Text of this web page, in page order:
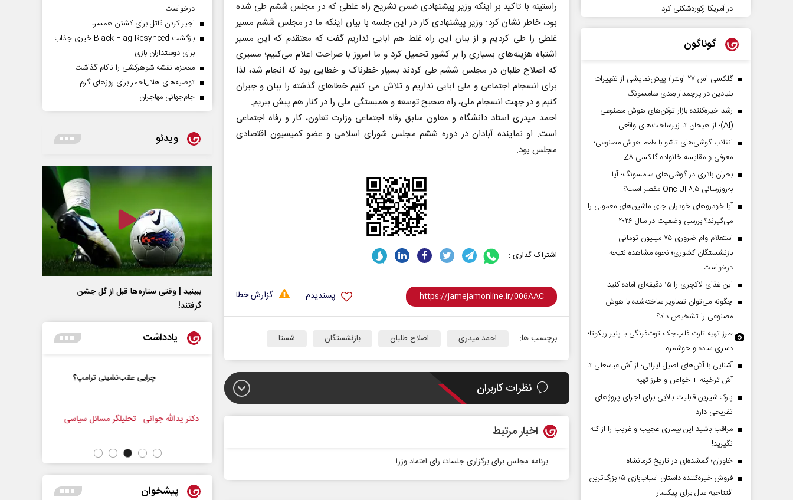
راستینه با تاکید بر اینکه وزیر پیشنهادی ضمن تشریح راه غلطی که در مجلس ششم طی شده
بود، خاطر نشان کرد: وزیر پیشنهادی کار در این جلسه با بیان اینکه ما در مجلس ششم مسیر
غلطی را طی کردیم و از بیان این راه غلط هم ابایی نداریم گفت که معتقدم که این مسیر
اشتباه هزینه‌های بسیاری را بر کشور تحمیل کرد و ما امروز با صراحت اعلام می‌کنیم؛ مسیری
که اصلاح طلبان در مجلس ششم طی کردند بسیار خطرناک و خطایی بود که انجام شد، لذا
برای انسجام اجتماعی و ملی ابایی نداریم و تلاش می کنیم خطاهای گذشته را بیان و جبران
کنیم و در جهت انسجام ملی، راه صحیح توسعه و همبستگی ملی را در کنار هم پیش ببریم.
احمد میدری استاد دانشگاه و معاون سابق رفاه اجتماعی وزارت تعاون، کار و رفاه اجتماعی
است. او نماینده آبادان در دوره ششم مجلس شورای اسلامی و عضو کمیسیون اقتصادی
مجلس بود.
اشتراک گذاری :
گزارش خطا پسندیدم
برچسب ها: احمد میدری اصلاح طلبان بازنشستگان شستا
نظرات کاربران
اخبار مرتبط
برنامه مجلس برای برگزاری جلسات رای اعتماد وزرا
در آمریکا رکوردشکنی کرد
گوناگون
گلکسی اس ۲۷ اولترا؛ پیش‌نمایشی از تغییرات
بنیادین در پرچمدار بعدی سامسونگ
رشد خیره‌کننده بازار توکن‌های هوش مصنوعی
(AI)؛ از هیجان تا زیرساخت‌های واقعی
انقلاب گوشی‌های تاشو‌ با طعم هوش مصنوعی؛
معرفی و مقایسه خانواده گلکسی Z۸
بحران باتری در گوشی‌های سامسونگ؛ آیا
به‌روزرسانی One UI ۸.۵ مقصر است؟
آیا خودروهای خودران جای ماشین‌های معمولی را
می‌گیرند؟ بررسی وضعیت در سال ۲۰۲۶
استعلام وام ضروری ۷۵ میلیون تومانی
بازنشستگان کشوری؛ نحوه مشاهده نتیجه
درخواست
این غذای لاکچری را ۱۵ دقیقه‌ای آماده کنید
چگونه می‌توان تصاویر ساخته‌شده با هوش
مصنوعی را تشخیص داد؟
طرز تهیه تارت فلپ‌جک توت‌فرنگی با پنیر ریکوتا؛
دسری ساده و خوشمزه
آشنایی با آش‌های اصیل ایرانی؛ از آش عباسعلی تا
آش ترخینه + خواص و طرز تهیه
پارک شیرین قابلیت‌ بالایی برای اجرای پروژهای
تفریحی دارد
مراقب باشید این بیماری عجیب و غریب را از کنه
نگیرید!
خاوران؛ گمشده‌ای در تاریخ کرمانشاه
فروش خیره‌کننده داستان اسباب‌بازی ۵؛ بزرگ‌ترین
افتتاحیه سال برای پیکسار
درخواست
اجیر کردن قاتل برای کشتن همسر!
بازگشت Black Flag Resynced خبری جذاب
برای دوستداران بازی
معجزه، نقشه شوهرکشی را ناکام گذاشت
توصیه‌های هلال‌احمر برای روز‌های گرم
جام‌جهانی مهاجران
ویدئو
ببینید | وقتی ستاره‌ها قبل از گل جشن
گرفتند!
یادداشت
کوتاه‏‌مدت و
اربعین نماد مقاومت در برابر
رحمت‌الله نوروزی - عضو کمیسیون اجتماعی
مجلس
دکتر حکیمه سقای بی‌ریا - استادیار دانشگاه
تهران
حکایت یک تاریخ و دو زندگی
نرگس خانعلی‌زاده - روزنامه‌نگار
چرایی عقب‌نشینی ترامپ؟
دکتر یدالله جوانی - تحلیلگر مسائل سیاسی
پیشخوان